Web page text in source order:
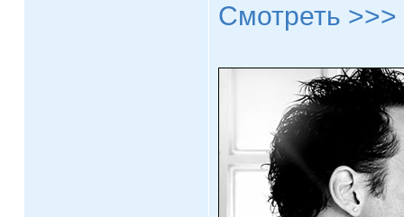
Смотреть >>>